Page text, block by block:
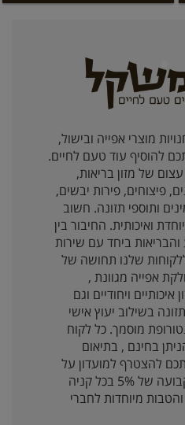
מוצרי אפייה ובישול,
להוסיף עוד טעם לחיים.
עצום של מזון בריאות,
פיצוחים, פירות יבשים,
ותוספי תזונה. חשוב
ואיכותית. החיבור בין
ביחד עם שירות
שלנו תחושה של
אפייה מגוונת ,
ויחודיים וגם
בשילוב יעוץ אישי
מוסמך. כל לקוח
בחינם , בתיאום
להצטרף למועדון על
המשקל להנות מהנחה קבועה של 5% בכל קניה
מיוחדות לחברי